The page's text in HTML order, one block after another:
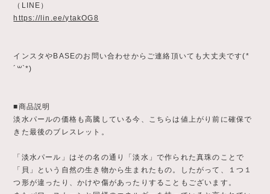
（LINE）
https://lin.ee/ytakOG8
インスタやBASEのお問い合わせからご連絡頂いても大丈夫です(*
´꒳`*)
■商品説明
淡水パールの価格も高騰している今、こちらは値上がり前に確保で
きた最後のブレスレット。
「淡水パール」はその名の通り「淡水」で作られた真珠のことで
「貝」という自然の生き物から生まれたもの。したがって、１つ１
つ形が違ったり、かけや傷があったりすることもございます。